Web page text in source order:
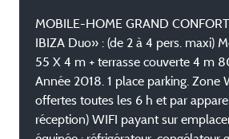
MOBILE-HOME GRAND
IBIZA Duo» : (de 2 à 4 pers. maxi)
55 X 4 m + terrasse couverte 4 m
Année 2018. 1 place parking. Zone
offertes toutes les 6 h et par
réception) WIFI payant sur